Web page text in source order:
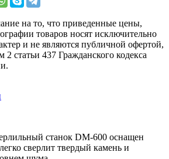
на то, что приведенные цены,
товаров носят исключительно
и не являются публичной офертой,
статьи 437 Гражданского кодекса
станок DM-600 оснащен
сверлит твердый камень и